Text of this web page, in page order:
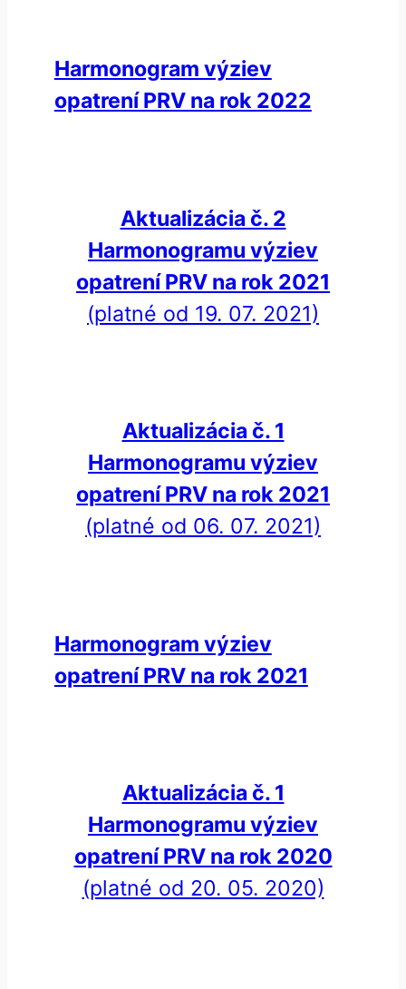
Harmonogram výziev
opatrení PRV na rok 2022
Aktualizácia č. 2
Harmonogramu výziev
opatrení PRV na rok 2021
(platné od 19. 07. 2021)
Aktualizácia č. 1
Harmonogramu výziev
opatrení PRV na rok 2021
(platné od 06. 07. 2021)
Harmonogram výziev
opatrení PRV na rok 2021
Aktualizácia č. 1
Harmonogramu výziev
opatrení PRV na rok 2020
(platné od 20. 05. 2020)